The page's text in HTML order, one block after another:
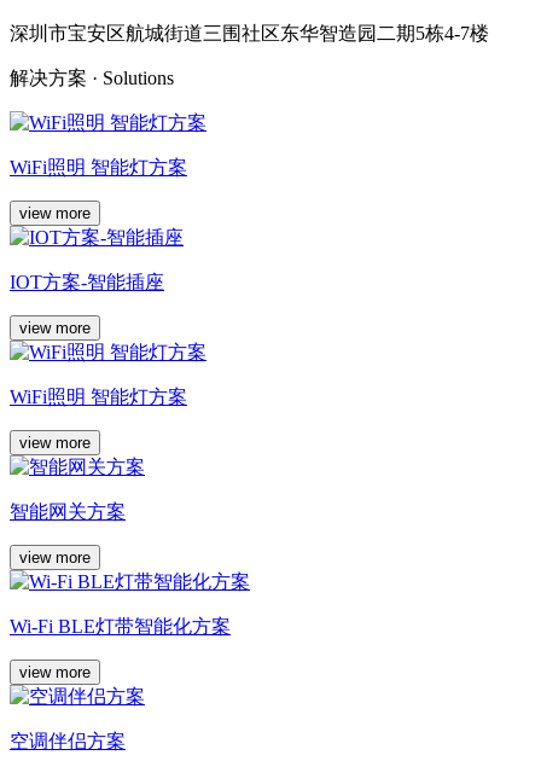
深圳市宝安区航城街道三围社区东华智造园二期5栋4-7楼
解决方案 · Solutions
WiFi照明 智能灯方案
view more
IOT方案-智能插座
view more
WiFi照明 智能灯方案
view more
智能网关方案
view more
Wi-Fi BLE灯带智能化方案
view more
空调伴侣方案